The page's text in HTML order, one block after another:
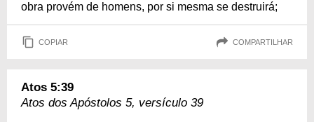
obra provém de homens, por si mesma se destruirá;
COPIAR COMPARTILHAR
Atos 5:39
Atos dos Apóstolos 5, versículo 39